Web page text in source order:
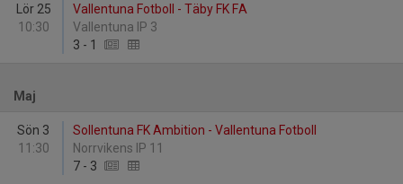
Lör 25
10:30
Vallentuna Fotboll - Täby FK FA
Vallentuna IP 3
3 - 1
Maj
Sön 3
11:30
Sollentuna FK Ambition - Vallentuna Fotboll
Norrvikens IP 11
7 - 3